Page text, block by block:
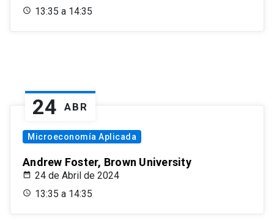
13:35 a 14:35
24 ABR
Microeconomía Aplicada
Andrew Foster, Brown University
24 de Abril de 2024
13:35 a 14:35